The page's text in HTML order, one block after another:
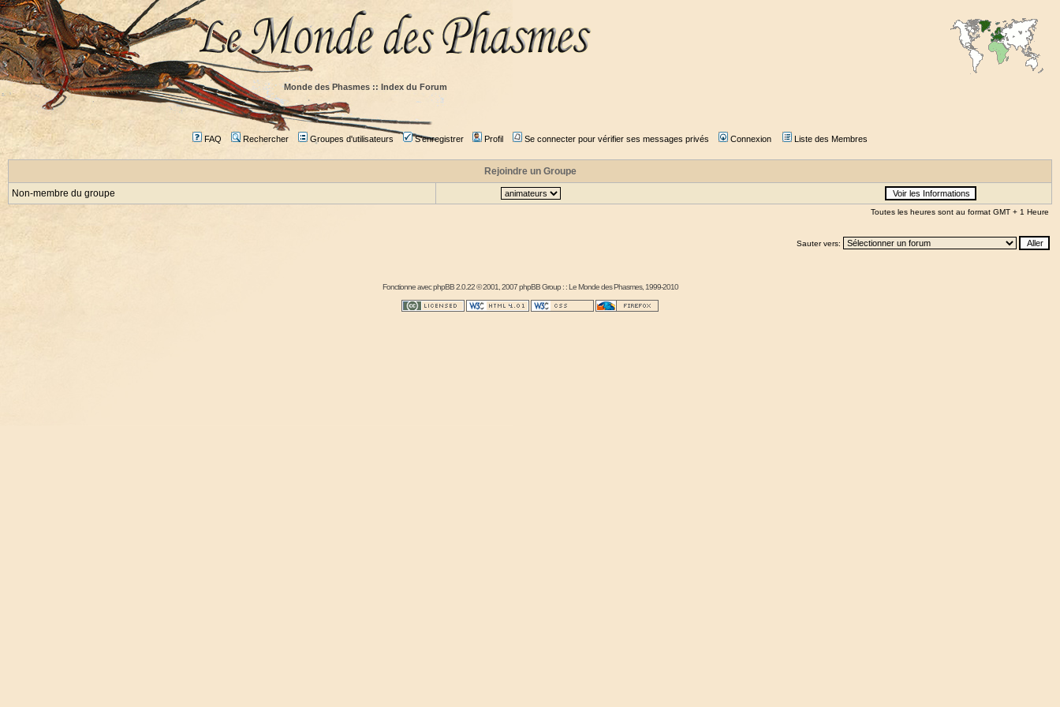
Monde des Phasmes :: Index du Forum
FAQ Rechercher Groupes d'utilisateurs S'enregistrer Profil Se connecter pour vérifier ses messages privés Connexion Liste des Membres
Rejoindre un Groupe
Non-membre du groupe
Toutes les heures sont au format GMT + 1 Heure
Sauter vers:
Fonctionne avecphpBB2.0.22 © 2001, 2007 phpBB Group : :Le Monde des Phasmes, 1999-2010